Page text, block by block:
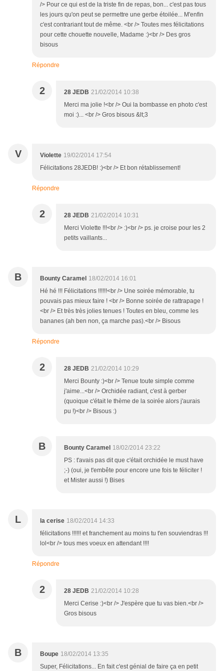
/> Pour ce qui est de la triste fin de repas, bon... c'est pas tous
les jours qu'on peut se permettre une gerbe étoilée... M'enfin
c'est contrariant tout de même. <br /> Toutes mes félicitations
pour cette chouette nouvelle, Madame :)<br /> Des gros
bisous
Répondre
2 28 JEDB 21/02/2014 10:38
Merci ma jolie !<br /> Oui la bombasse en photo c'est
moi :)... <br /> Gros bisous &lt;3
V Violette 19/02/2014 17:54
Félicitations 28JEDB! :)<br /> Et bon rétablissement!
Répondre
2 28 JEDB 21/02/2014 10:31
Merci Violette !!!<br /> :)<br /> ps. je croise pour les 2
petits vaillants...
B Bounty Caramel 18/02/2014 16:01
Hé hé !!! Félicitations !!!!!!<br /> Une soirée mémorable, tu
pouvais pas mieux faire ! <br /> Bonne soirée de rattrapage !
<br /> Et très très jolies tenues ! Toutes en bleu, comme les
bananes (ah ben non, ça marche pas).<br /> Bisous
Répondre
2 28 JEDB 21/02/2014 10:29
Merci Bounty :)<br /> Tenue toute simple comme
j'aime...<br /> Orchidée radiant, c'est à gerber
(quoique c'était le thème de la soirée alors j'aurais
pu !)<br /> Bisous :)
B Bounty Caramel 18/02/2014 23:22
PS : t'avais pas dit que c'était orchidée le must have
;-) (oui, je t'embête pour encore une fois te féliciter !
et Mister aussi !) Bises
L la cerise 18/02/2014 14:33
félicitations !!!!!! et franchement au moins tu t'en souviendras !!!
lol<br /> tous mes voeux en attendant !!!!
Répondre
2 28 JEDB 21/02/2014 10:28
Merci Cerise :)<br /> J'espère que tu vas bien.<br />
Gros bisous
B Boupe 18/02/2014 13:35
Super, Félicitations... En fait c'est génial de faire ça en petit